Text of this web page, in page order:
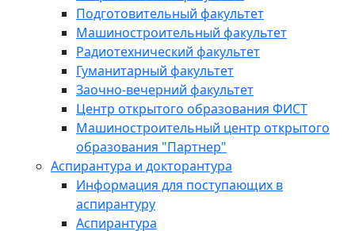
Подготовительный факультет
Машиностроительный факультет
Радиотехнический факультет
Гуманитарный факультет
Заочно-вечерний факультет
Центр открытого образования ФИСТ
Машиностроительный центр открытого
образования "Партнер"
Аспирантура и докторантура
Информация для поступающих в
аспирантуру
Аспирантура